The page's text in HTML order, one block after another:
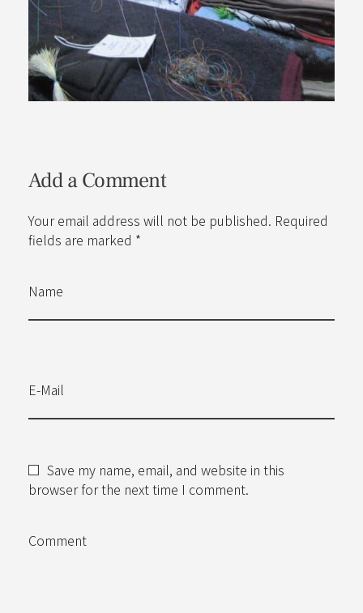
Add a Comment
Your email address will not be published. Required
fields are marked *
Name
E-Mail
Save my name, email, and website in this
browser for the next time I comment.
Comment